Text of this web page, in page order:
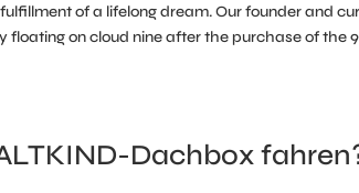
of a lifelong dream. Our founder and
floating on cloud nine after the purchase of the
Dachbox